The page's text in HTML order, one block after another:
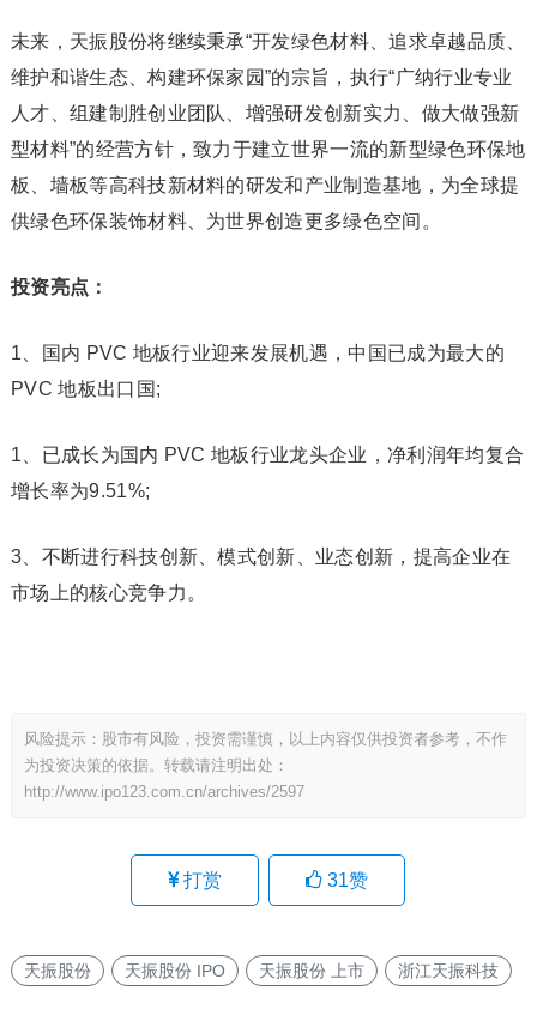
未来，天振股份将继续秉承“开发绿色材料、追求卓越品质、
维护和谐生态、构建环保家园”的宗旨，执行“广纳行业专业
人才、组建制胜创业团队、增强研发创新实力、做大做强新
型材料”的经营方针，致力于建立世界一流的新型绿色环保地
板、墙板等高科技新材料的研发和产业制造基地，为全球提
供绿色环保装饰材料、为世界创造更多绿色空间。
投资亮点：
1、国内 PVC 地板行业迎来发展机遇，中国已成为最大的
PVC 地板出口国;
1、已成长为国内 PVC 地板行业龙头企业，净利润年均复合
增长率为9.51%;
3、不断进行科技创新、模式创新、业态创新，提高企业在
市场上的核心竞争力。
风险提示：股市有风险，投资需谨慎，以上内容仅供投资者参考，不作
为投资决策的依据。转载请注明出处：
http://www.ipo123.com.cn/archives/2597
打赏 31赞
天振股份 天振股份 IPO 天振股份 上市 浙江天振科技